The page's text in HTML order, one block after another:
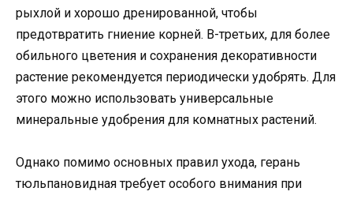
рыхлой и хорошо дренированной, чтобы
предотвратить гниение корней. В-третьих, для более
обильного цветения и сохранения декоративности
растение рекомендуется периодически удобрять. Для
этого можно использовать универсальные
минеральные удобрения для комнатных растений.
Однако помимо основных правил ухода, герань
тюльпановидная требует особого внимания при